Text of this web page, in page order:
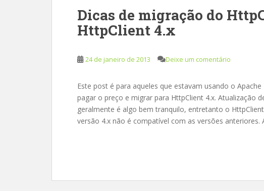
Dicas de migração do
HttpClient 4.x
24 de janeiro de 2013 Deixe um comentário
Este post é para aqueles que estavam usando o
pagar o preço e migrar para HttpClient 4.x. Atualização
geralmente é algo bem tranquilo, entretanto o
versão 4.x não é compatível com as versões anteriores.